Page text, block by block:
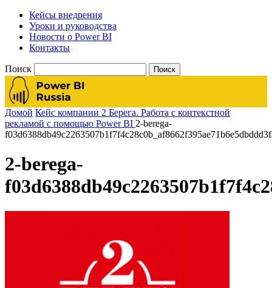
Кейсы внедрения
Уроки и руководства
Новости о Power BI
Контакты
Поиск
Домой Кейс компании 2 Берега. Работа с контекстной
рекламой с помощью Power BI 2-berega-
2-berega-